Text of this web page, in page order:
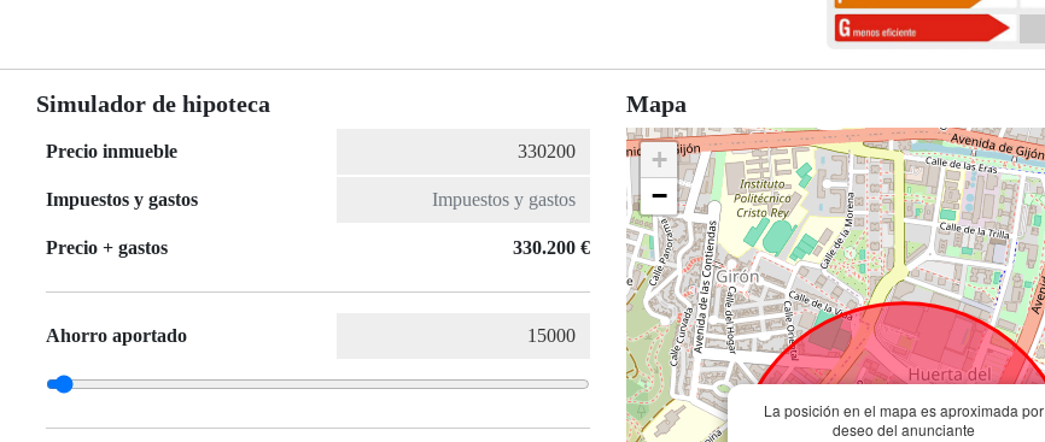
Simulador de hipoteca
Precio inmueble
Impuestos y gastos
Precio + gastos 330.200 €
Ahorro aportado
Mapa
La posición en el mapa es aproximada por
deseo del anunciante
+
−